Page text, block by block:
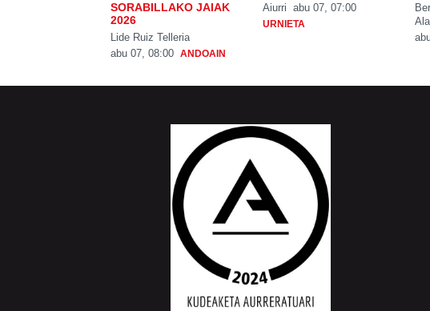
SORABILLAKO JAIAK
2026
Lide Ruiz Telleria
abu 07, 08:00 ANDOAIN
Aiurri abu 07, 07:00
URNIETA